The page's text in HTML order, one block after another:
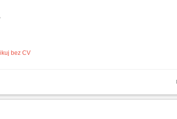
bez CV
i BHP; Koordynacja działań sił własnych oraz brygad